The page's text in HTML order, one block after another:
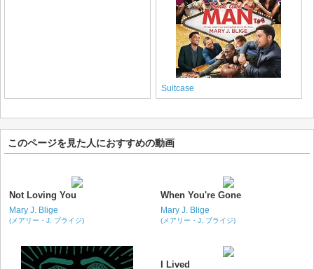
Suitcase
このページを見た人におすすめの動画
Not Loving You
Mary J. Blige
(メアリー・J. ブライジ)
When You're Gone
Mary J. Blige
(メアリー・J. ブライジ)
I Lived